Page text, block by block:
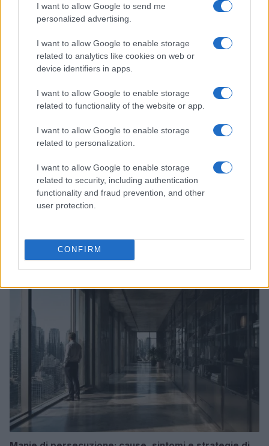
I want to allow Google to send me
personalized advertising.
I want to allow Google to enable storage
related to analytics like cookies on web or
device identifiers in apps.
I want to allow Google to enable storage
related to functionality of the website or app.
I want to allow Google to enable storage
related to personalization.
I want to allow Google to enable storage
related to security, including authentication
functionality and fraud prevention, and other
user protection.
CONFIRM
Continua a leggere
PSICOLOGIA
sviluppo cerebrale
Beatrice Bonaventura · 6 Ago 2026